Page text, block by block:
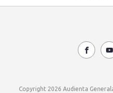
Copyright 2026 Audienta